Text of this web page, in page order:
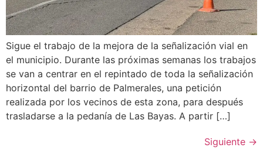
Sigue el trabajo de la mejora de la señalización vial en
el municipio. Durante las próximas semanas los trabajos
se van a centrar en el repintado de toda la señalización
horizontal del barrio de Palmerales, una petición
realizada por los vecinos de esta zona, para después
trasladarse a la pedanía de Las Bayas. A partir […]
Siguiente →